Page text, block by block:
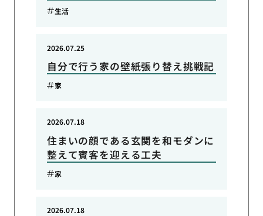
生活
自分で行う家の壁紙張り替え挑戦記
2026.07.25
家
住まいの顔である玄関を和モダンに
整えて賓客を迎える工夫
2026.07.18
家
2026.07.18